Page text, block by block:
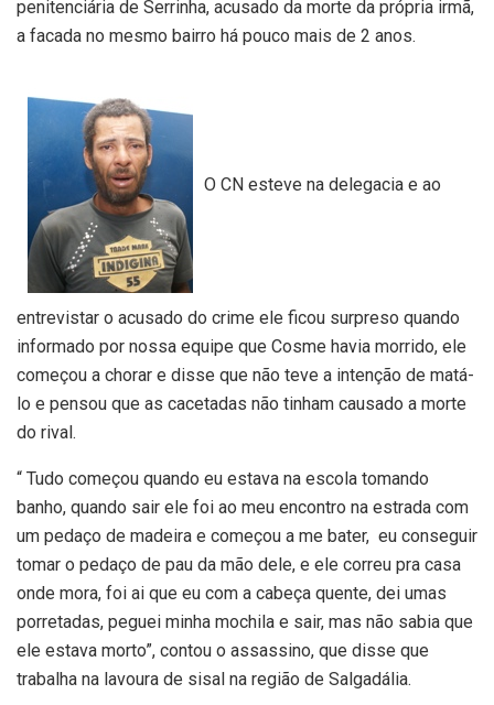
penitenciária de Serrinha, acusado da morte da própria irmã,
a facada no mesmo bairro há pouco mais de 2 anos.
O CN esteve na delegacia e ao
entrevistar o acusado do crime ele ficou surpreso quando
informado por nossa equipe que Cosme havia morrido, ele
começou a chorar e disse que não teve a intenção de matá-
lo e pensou que as cacetadas não tinham causado a morte
do rival.
“ Tudo começou quando eu estava na escola tomando
banho, quando sair ele foi ao meu encontro na estrada com
um pedaço de madeira e começou a me bater, eu conseguir
tomar o pedaço de pau da mão dele, e ele correu pra casa
onde mora, foi ai que eu com a cabeça quente, dei umas
porretadas, peguei minha mochila e sair, mas não sabia que
ele estava morto”, contou o assassino, que disse que
trabalha na lavoura de sisal na região de Salgadália.